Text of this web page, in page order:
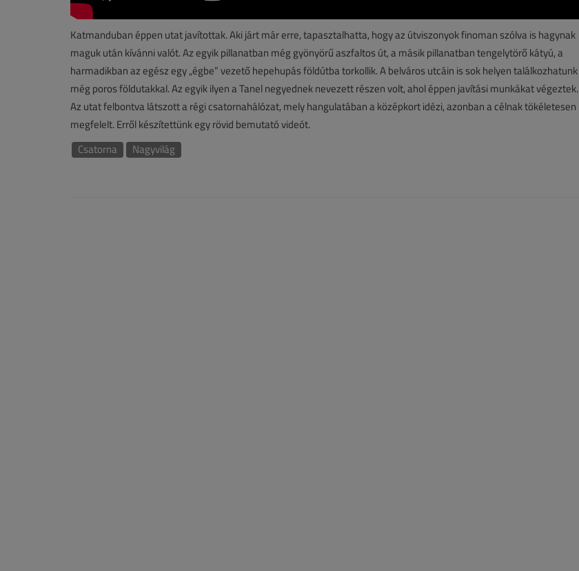
Katmanduban éppen utat javítottak. Aki járt már erre, tapasztalhatta, hogy az útviszonyok finoman szólva is hagynak
maguk után kívánni valót. Az egyik pillanatban még gyönyörű aszfaltos út, a másik pillanatban tengelytörő kátyú, a
harmadikban az egész egy „égbe” vezető hepehupás földútba torkollik. A belváros utcáin is sok helyen találkozhatunk
még poros földutakkal. Az egyik ilyen a Tanel negyednek nevezett részen volt, ahol éppen javítási munkákat végeztek.
Az utat felbontva látszott a régi csatornahálózat, mely hangulatában a középkort idézi, azonban a célnak tökéletesen
megfelelt. Erről készítettünk egy rövid bemutató videót.
Csatorna
Nagyvilág